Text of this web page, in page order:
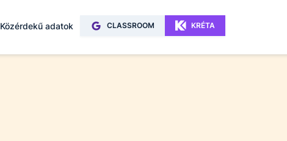
Közérdekű adatok CLASSROOM KRÉTA